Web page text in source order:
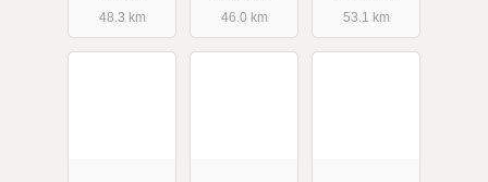
48.3 km
46.0 km
53.1 km